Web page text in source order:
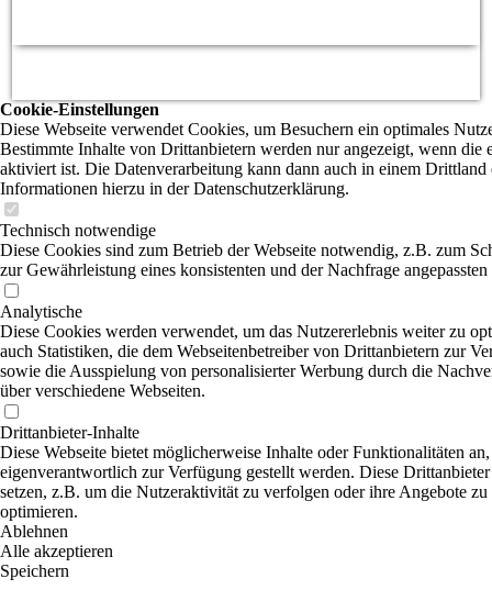
Cookie-Einstellungen
Diese Webseite verwendet Cookies, um Besuchern ein optimales
Bestimmte Inhalte von Drittanbietern werden nur angezeigt, wenn die
aktiviert ist. Die Datenverarbeitung kann dann auch in einem Drittland
Informationen hierzu in der Datenschutzerklärung.
Technisch notwendige
Diese Cookies sind zum Betrieb der Webseite notwendig, z.B. zum
zur Gewährleistung eines konsistenten und der Nachfrage
Analytische
Diese Cookies werden verwendet, um das Nutzererlebnis weiter zu
auch Statistiken, die dem Webseitenbetreiber von Drittanbietern zur
sowie die Ausspielung von personalisierter Werbung durch die
über verschiedene Webseiten.
Drittanbieter-Inhalte
Diese Webseite bietet möglicherweise Inhalte oder Funktionalitäten
eigenverantwortlich zur Verfügung gestellt werden. Diese
setzen, z.B. um die Nutzeraktivität zu verfolgen oder ihre Angebote zu
optimieren.
Ablehnen
Alle akzeptieren
Speichern